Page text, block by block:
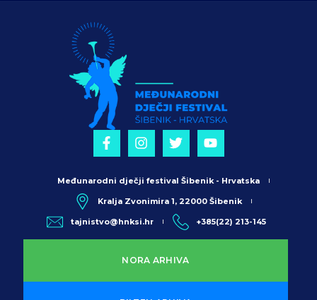
NORA ARHIVA
Međunarodni dječji festival Šibenik - Hrvatska
Kralja Zvonimira 1, 22000 Šibenik
tajnistvo@hnksi.hr +385(22) 213-145